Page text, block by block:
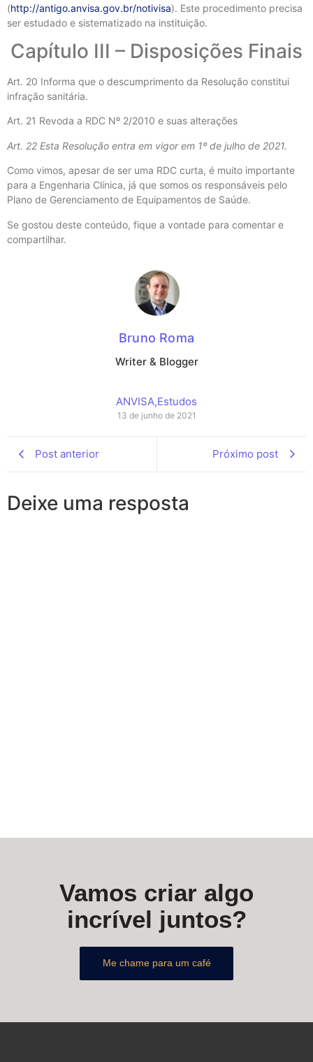
(http://antigo.anvisa.gov.br/notivisa). Este procedimento precisa
ser estudado e sistematizado na instituição.
Capítulo III – Disposições Finais
Art. 20 Informa que o descumprimento da Resolução constitui
infração sanitária.
Art. 21 Revoda a RDC Nº 2/2010 e suas alterações
Art. 22 Esta Resolução entra em vigor em 1º de julho de 2021.
Como vimos, apesar de ser uma RDC curta, é muito importante
para a Engenharia Clínica, já que somos os responsáveis pelo
Plano de Gerenciamento de Equipamentos de Saúde.
Se gostou deste conteúdo, fique a vontade para comentar e
compartilhar.
Bruno Roma
Writer & Blogger
ANVISA,Estudos
13 de junho de 2021
Post anterior Próximo post
Deixe uma resposta
Vamos criar algo
incrível juntos?
Me chame para um café